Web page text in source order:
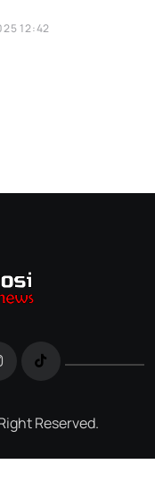
12:42
Reserved.